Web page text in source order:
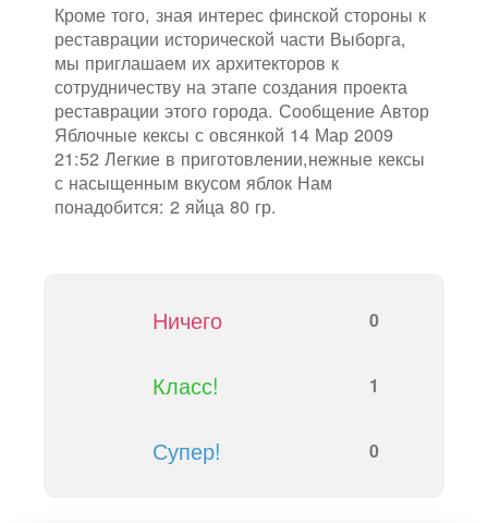
Кроме того, зная интерес финской стороны к
реставрации исторической части Выборга,
мы приглашаем их архитекторов к
сотрудничеству на этапе создания проекта
реставрации этого города. Сообщение Автор
Яблочные кексы с овсянкой 14 Мар 2009
21:52 Легкие в приготовлении,нежные кексы
с насыщенным вкусом яблок Нам
понадобится: 2 яйца 80 гр.
Ничего 0
Класс! 1
Супер! 0